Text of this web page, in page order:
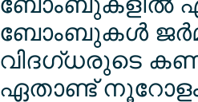
ബോംബുകള്‍
വിദഗ്ധരുടെ
ഏതാണ്ട്